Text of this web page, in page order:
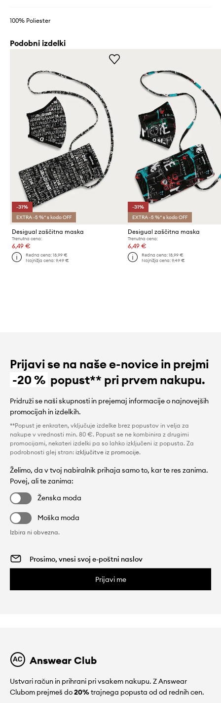
100% Poliester
Podobni izdelki
-31%
EXTRA -5 %* s kodo OFF
Desigual zaščitna maska
Trenutna cena:
6,49 €
Redna cena:18,99 €
Najnižja cena:9,49 €
-31%
EXTRA -5 %* s kodo OFF
Desigual zaščitna maska
Trenutna cena:
6,49 €
Redna cena: 18,99 €
Najnižja cena: 9,49 €
Prijavi se na naše e-novice in prejmi
-20 % popust** pri prvem nakupu.
Pridruži se naši skupnosti in prejemaj informacije o najnovejših
promocijah in izdelkih.
**Popust je enkraten, vključuje izdelke brez popustov in velja za
nakupe v vrednosti min. 80 €. Popust se ne kombinira z drugimi
promocijami, nekateri izdelki pa so lahko izključeni iz popusta. Za
podrobnosti glej stran: izključitve iz promocije.
Želimo, da v tvoj nabiralnik prihaja samo to, kar te res zanima.
Povej, ali te zanima:
Ženska moda
Moška moda
Izbira ni obvezna.
Prijavi me
Answear Club
Ustvari račun in prihrani pri vsakem nakupu. Z Answear
Clubom prejmeš do20%trajnega popusta od od rednih cen.